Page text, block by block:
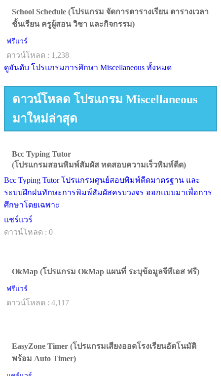
School Schedule (โปรแกรม จัดการตารางเรียน ตารางเวลา
ชั้นเรียน ครูผู้สอน วิชา และกิจกรรม)
ฟรีแวร์
ดาวน์โหลด : 1,238
ดูอันดับ โปรแกรมการศึกษา Miscellaneous ทั้งหมด
ดาวน์โหลด โปรแกรม Miscellaneous
มาใหม่ล่าสุด
Bcc Typing Tutor
(โปรแกรมสอนพิมพ์สัมผัส ทดสอบความเร็วพิมพ์ดีด)
Bcc Typing Tutor โปรแกรมศูนย์สอบพิมพ์ดีดมาตรฐาน และ
ระบบฝึกฝนทักษะการพิมพ์สัมผัสครบวงจร ออกแบบมาเพื่อการ
ศึกษาโดยเฉพาะ
แชร์แวร์
ดาวน์โหลด : 0
OkMap (โปรแกรม OkMap แผนที่ ระบุข้อมูลจีพีเอส ฟรี)
ฟรีแวร์
ดาวน์โหลด : 4,117
EasyZone Timer (โปรแกรมเสียงออดโรงเรียนอัตโนมัติ
พร้อม Auto Timer)